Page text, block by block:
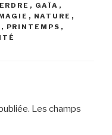
ERDRE , GAÏA ,
, NATURE ,
, PRINTEMPS ,
Les champs